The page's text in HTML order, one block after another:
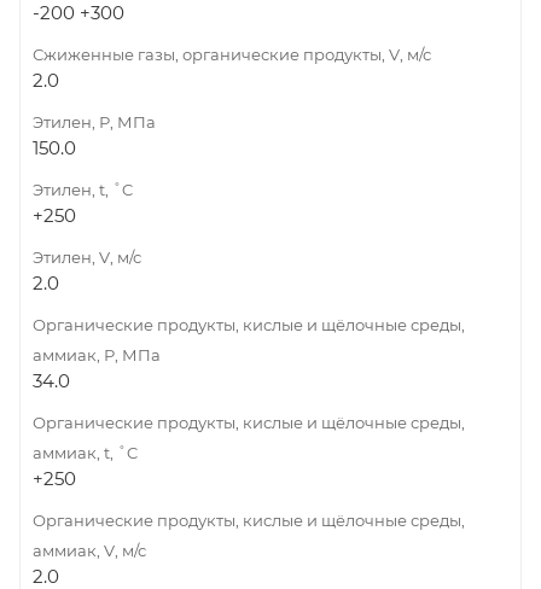
-200 +300
Сжиженные газы, органические продукты, V, м/с
2.0
Этилен, Р, МПа
150.0
Этилен, t, ˚C
+250
Этилен, V, м/с
2.0
Органические продукты, кислые и щёлочные среды,
аммиак, Р, МПа
34.0
Органические продукты, кислые и щёлочные среды,
аммиак, t, ˚C
+250
Органические продукты, кислые и щёлочные среды,
аммиак, V, м/с
2.0